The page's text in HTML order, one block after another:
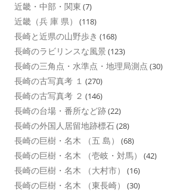
近畿・中部・関東 (7)
近畿（兵 庫 県） (118)
長崎と近県の山野歩き (168)
長崎のラビリンスな風景 (123)
長崎の三角点・水準点・地理局測点 (30)
長崎の古写真考 １ (270)
長崎の古写真考 ２ (146)
長崎の台場・番所など跡(22)
長崎の外国人居留地跡標石(28)
長崎の巨樹・名木 （五 島） (68)
長崎の巨樹・名木 （壱岐・対馬） (42)
長崎の巨樹・名木 （大村市） (16)
長崎の巨樹・名木 （東長崎） (30)